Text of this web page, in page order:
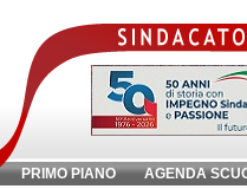
PRIMO PIANO AGENDA